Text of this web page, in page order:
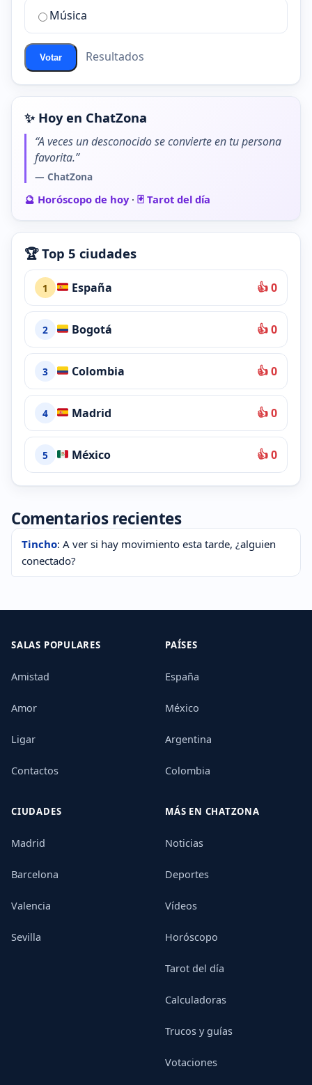
ChatZona?
Música
Votar Resultados
✨ Hoy en ChatZona
“A veces un desconocido se convierte en tu persona
favorita.”
— ChatZona
🔮 Horóscopo de hoy· 🃏 Tarot del día
🏆 Top 5 ciudades
1 España 👍 0
2 Bogotá 👍 0
3 Colombia 👍 0
4 Madrid 👍 0
5 México 👍 0
Comentarios recientes
Tincho: A ver si hay movimiento esta tarde, ¿alguien
conectado?
SALAS POPULARES
Amistad
Amor
Ligar
Contactos
PAÍSES
España
México
Argentina
Colombia
CIUDADES
Madrid
Barcelona
Valencia
Sevilla
MÁS EN CHATZONA
Noticias
Deportes
Vídeos
Horóscopo
Tarot del día
Calculadoras
Trucos y guías
Votaciones